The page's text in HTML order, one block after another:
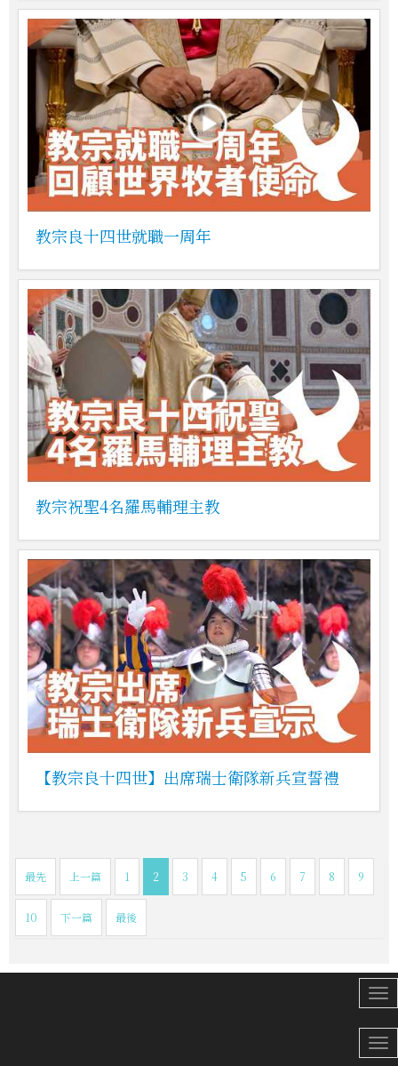
教宗良十四世就職一周年
教宗祝聖4名羅馬輔理主教
【教宗良十四世】出席瑞士衛隊新兵宣誓禮
最先 上一篇 1 2 3 4 5 6 7 8 9
10 下一篇 最後